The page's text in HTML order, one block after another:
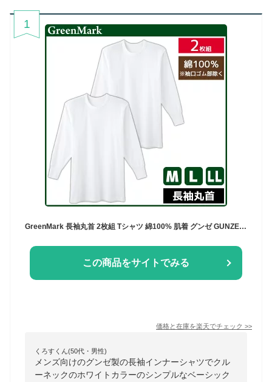
1
GreenMark 長袖丸首 2枚組 Tシャツ 綿100% 肌着 グンゼ GUNZE | メンズ 男性 インナーシャツ クルーネック 長袖 長袖tシャツ 長袖インナー メンズインナーシャツ アンダーシャツ 丸首インナー 丸首 シャツ メンズインナー インナーtシャツ 下着 インナー メンズシャツ 紳士
この商品をサイトでみる
価格と在庫を楽天でチェック >>
くろすくん(50代・男性)
メンズ向けのグンゼ製の長袖インナーシャツでクル
ーネックのホワイトカラーのシンプルなベーシック